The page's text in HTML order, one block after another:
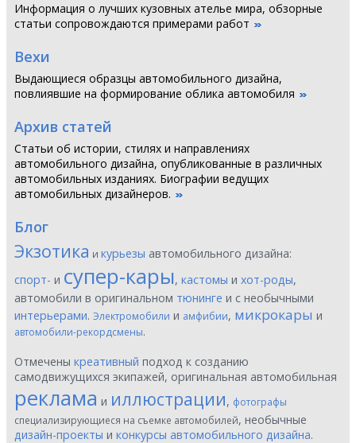
Информация о лучших кузовных ателье мира, обзорные
статьи сопровождаются примерами работ
Вехи
Выдающиеся образцы автомобильного дизайна,
повлиявшие на формирование облика автомобиля
Архив статей
Статьи об истории, стилях и направлениях
автомобильного дизайна, опубликованные в различных
автомобильных изданиях. Биографии ведущих
автомобильных дизайнеров.
Блог
Экзотика и курьезы автомобильного дизайна:
спорт- и супер-кары, кастомы и хот-роды,
автомобили в оригинальном тюнинге и с необычными
интерьерами. Электромобили и амфибии, микрокары и
автомобили-рекордсмены.
Отмечены креативный подход к созданию
самодвижущихся экипажей, оригинальная автомобильная
реклама и иллюстрации, фотографы
специализирующиеся на съемке автомобилей, необычные
дизайн-проекты и конкурсы автомобильного дизайна.